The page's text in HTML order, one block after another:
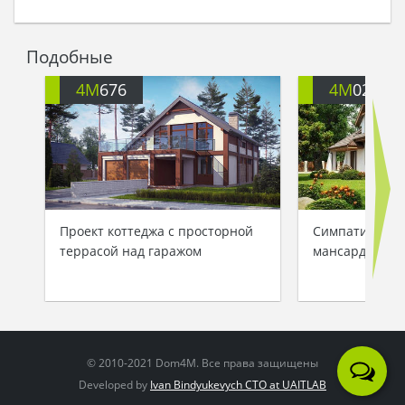
Подобные
4M676
Проект коттеджа с просторной
террасой над гаражом
4M020
Симпатичный
мансардой и
© 2010-2021 Dom4M. Все права защищены
Developed by Ivan Bindyukevych CTO at UAITLAB